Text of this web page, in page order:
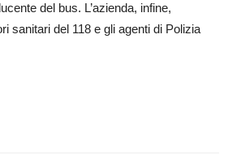
del bus. L’azienda, infine,
sanitari del 118 e gli agenti di Polizia